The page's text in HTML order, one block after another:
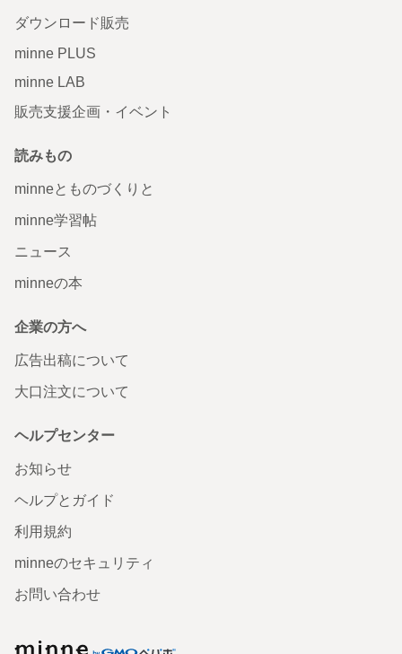
ダウンロード販売
minne PLUS
minne LAB
販売支援企画・イベント
読みもの
minneとものづくりと
minne学習帖
ニュース
minneの本
企業の方へ
広告出稿について
大口注文について
ヘルプセンター
お知らせ
ヘルプとガイド
利用規約
minneのセキュリティ
お問い合わせ